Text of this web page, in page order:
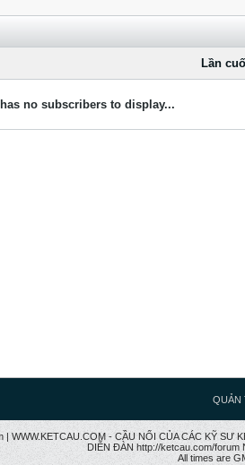
Lần
no subscribers to display...
QUẢN
WWW.KETCAU.COM - CẦU NỐI CỦA CÁC KỸ SƯ
DIỄN ĐÀN http://ketcau.com/forum
All times are